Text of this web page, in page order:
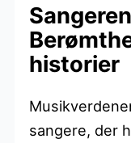
historier
sangere, der